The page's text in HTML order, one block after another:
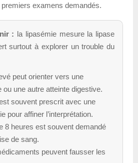
premiers examens demandés.
: la lipasémie mesure la lipase
surtout à explorer un trouble du
peut orienter vers une
ou une autre atteinte digestive.
souvent prescrit avec une
pour affiner l’interprétation.
8 heures est souvent demandé
de sang.
peuvent fausser les